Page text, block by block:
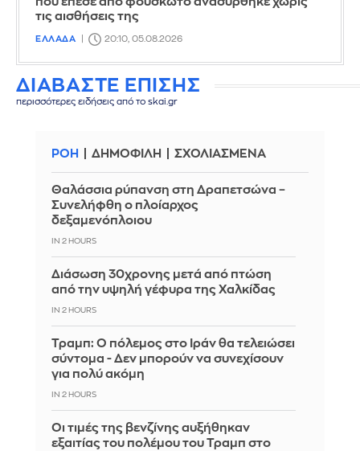
τις αισθήσεις της
ΕΛΛΑΔΑ 20:10, 05.08.2026
ΔΙΑΒΑΣΤΕ ΕΠΙΣΗΣ
περισσότερες ειδήσεις από το skai.gr
ΡΟΗ ΔΗΜΟΦΙΛΗ ΣΧΟΛΙΑΣΜΕΝΑ
Θαλάσσια ρύπανση στη Δραπετσώνα –
Συνελήφθη ο πλοίαρχος
δεξαμενόπλοιου
IN 2 HOURS
Διάσωση 30χρονης μετά από πτώση
από την υψηλή γέφυρα της Χαλκίδας
IN 2 HOURS
Τραμπ: Ο πόλεμος στο Ιράν θα τελειώσει
σύντομα - Δεν μπορούν να συνεχίσουν
για πολύ ακόμη
IN 2 HOURS
Οι τιμές της βενζίνης αυξήθηκαν
εξαιτίας του πολέμου του Τραμπ στο